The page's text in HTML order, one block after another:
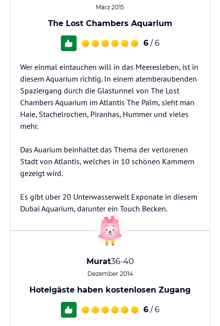
März 2015
The Lost Chambers Aquarium
6 / 6
Wer einmal eintauchen will in das Meeresleben, ist in
diesem Aquarium richtig. In einem atemberaubenden
Spaziergang durch die Glastunnel von The Lost
Chambers Aquarium im Atlantis The Palm, sieht man
Haie, Stachelrochen, Piranhas, Hummer und vieles
mehr.
Das Auarium beinhaltet das Thema der verlorenen
Stadt von Atlantis, welches in 10 schönen Kammern
gezeigt wird.
Es gibt über 20 Unterwasserwelt Exponate in diesem
Dubai Aquarium, darunter ein Touch Becken.
Murat36-40
Dezember 2014
Hotelgäste haben kostenlosen Zugang
6 / 6